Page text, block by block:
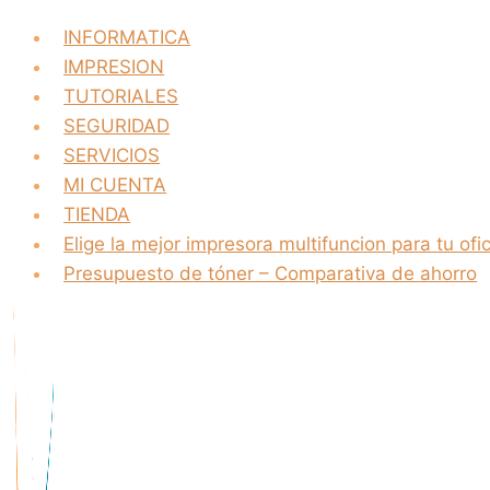
INFORMATICA
IMPRESION
TUTORIALES
SEGURIDAD
SERVICIOS
MI CUENTA
TIENDA
Elige la mejor impresora multifuncion para tu
Presupuesto de tóner – Comparativa de ahorro